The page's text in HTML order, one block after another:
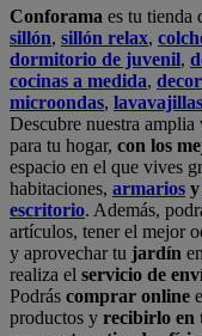
Conforama es tu tienda
sillón, sillón relax,
dormitorio de juvenil,
cocinas a medida,
microondas, lavavajillas
Descubre nuestra
para tu hogar, con los
espacio en el que vives
habitaciones, armarios y
escritorio. Además,
artículos, tener el mejor
y aprovechar tu jardín
realiza el servicio de
Podrás comprar online
productos y recibirlo en